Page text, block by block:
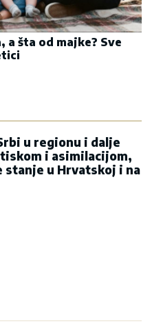
a šta od majke? Sve
u regionu i dalje
i asimilacijom,
stanje u Hrvatskoj i na